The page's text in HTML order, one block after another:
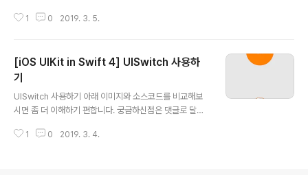
s://github.com/calmone/iOS-UIKit-component R
1 0 2019. 3. 5.
[iOS UIKit in Swift 4] UISwitch 사용하
기
UISwitch 사용하기 아래 이미지와 소스코드를 비교해보
시면 좀 더 이해하기 편합니다. 궁금하신점은 댓글로 달아
ithub.com/calmone/iOS-UIKit-component Refer
1 0 2019. 3. 4.